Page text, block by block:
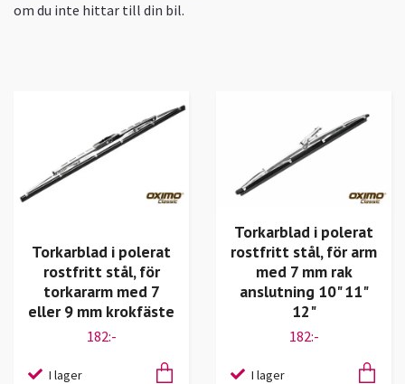
om du inte hittar till din bil.
Torkarblad i polerat
rostfritt stål, för
torkararm med 7
eller 9 mm krokfäste
182:-
I lager
Torkarblad i polerat
rostfritt stål, för arm
med 7 mm rak
anslutning 10" 11"
12"
182:-
I lager